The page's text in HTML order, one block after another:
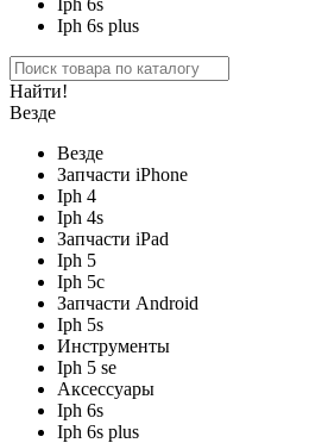
Iph 6s
Iph 6s plus
Найти!
Везде
Везде
Запчасти iPhone
Iph 4
Iph 4s
Запчасти iPad
Iph 5
Iph 5c
Запчасти Android
Iph 5s
Инструменты
Iph 5 se
Аксессуары
Iph 6s
Iph 6s plus